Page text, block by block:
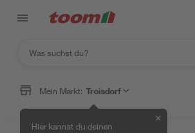
Mein Markt: Troisdorf
Hier kannst du deinen
✕